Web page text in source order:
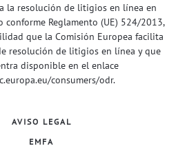
la resolución de litigios en línea en
conforme Reglamento (UE) 524/2013,
que la Comisión Europea facilita
resolución de litigios en línea y que
disponible en el enlace
consumers/odr.
AVISO LEGAL
EMFA